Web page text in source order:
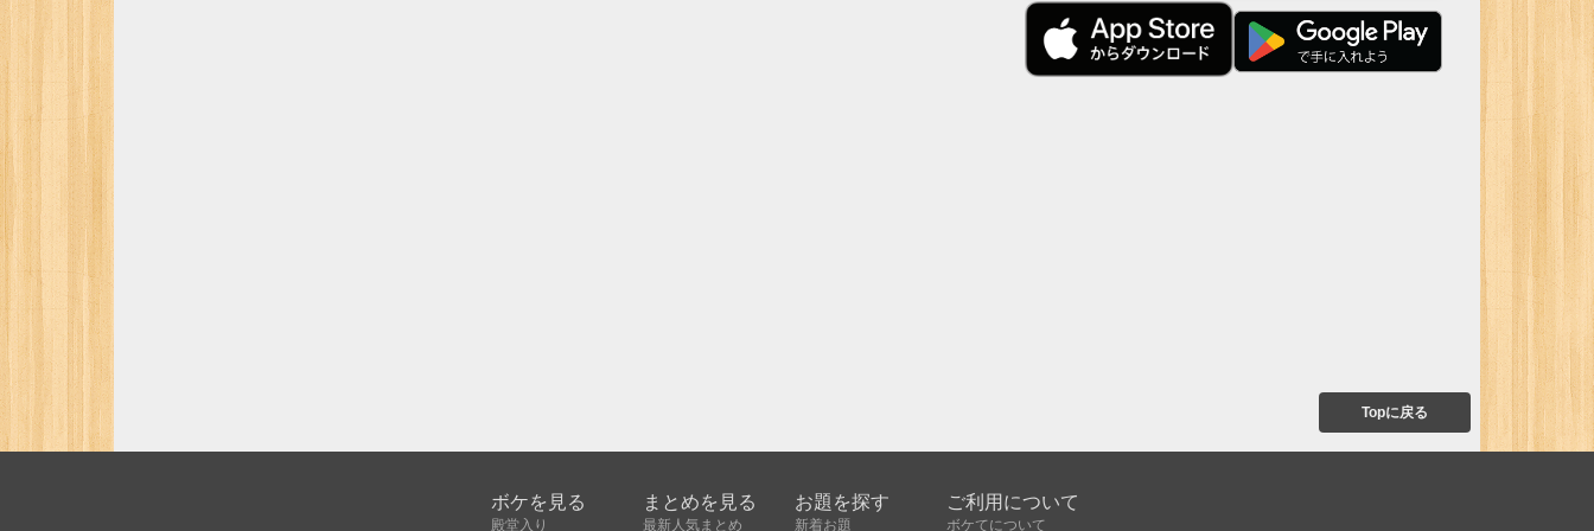
Topに戻る
ボケを見る
殿堂入り
まとめを見る
最新人気まとめ
お題を探す
新着お題
ご利用について
ボケてについて